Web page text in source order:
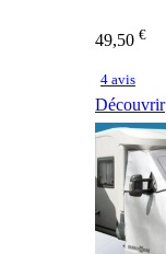
49,50 €
4 avis
Découvrir